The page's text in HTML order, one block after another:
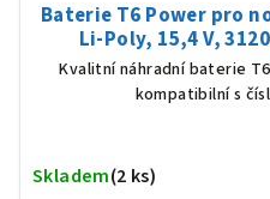
Baterie T6 Power pro
Li-Poly, 15,4 V,
Kvalitní náhradní baterie
kompatibilní s
Skladem(2 ks)